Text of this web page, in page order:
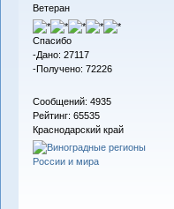
Ветеран
Спасибо
-Дано: 27117
-Получено: 72226
Сообщений: 4935
Рейтинг: 65535
Краснодарский край